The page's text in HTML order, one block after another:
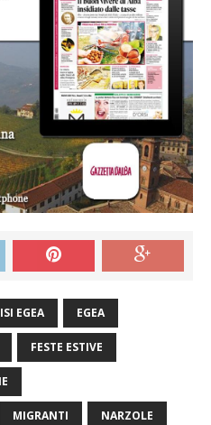
EGEA EGEA
FESTE ESTIVE
MIGRANTI NARZOLE